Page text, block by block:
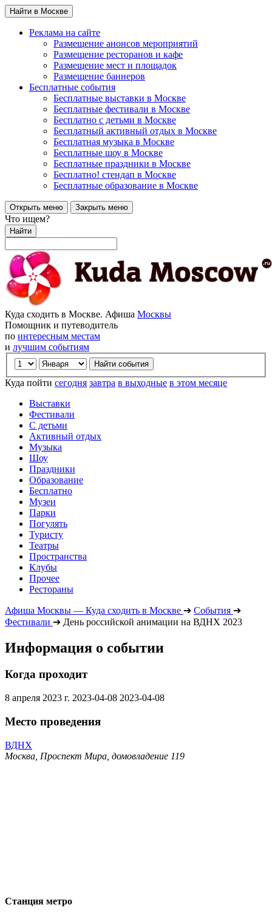
Найти в Москве
Реклама на сайте
Размещение анонсов мероприятий
Размещение ресторанов и кафе
Размещение мест и площадок
Размещение баннеров
Бесплатные события
Бесплатные выставки в Москве
Бесплатные фестивали в Москве
Бесплатно с детьми в Москве
Бесплатный активный отдых в Москве
Бесплатная музыка в Москве
Бесплатные шоу в Москве
Бесплатные праздники в Москве
Бесплатно! стендап в Москве
Бесплатные образование в Москве
Открыть меню Закрыть меню
Что ищем?
Найти
Куда сходить в Москве. Афиша Москвы
Помощник и путеводитель
по интересным местам
и лучшим событиям
Куда пойти сегодня завтра в выходные в этом месяце
Выставки
Фестивали
С детьми
Активный отдых
Музыка
Шоу
Праздники
Образование
Бесплатно
Музеи
Парки
Погулять
Туристу
Театры
Пространства
Клубы
Прочее
Рестораны
Афиша Москвы — Куда сходить в Москве ➔ События ➔
Фестивали ➔ День российской анимации на ВДНХ 2023
Информация о событии
Когда проходит
8 апреля 2023 г. 2023-04-08 2023-04-08
Место проведения
ВДНХ
Москва, Проспект Мира, домовладение 119
Станция метро